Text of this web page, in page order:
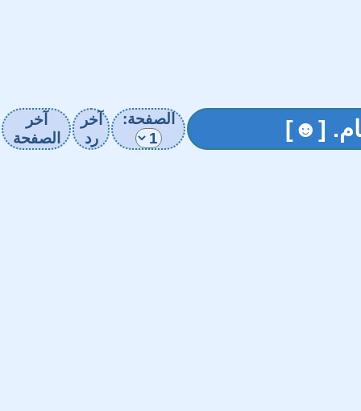
[☻] الصفحة:
آخر
رد
آخر
الصفحة